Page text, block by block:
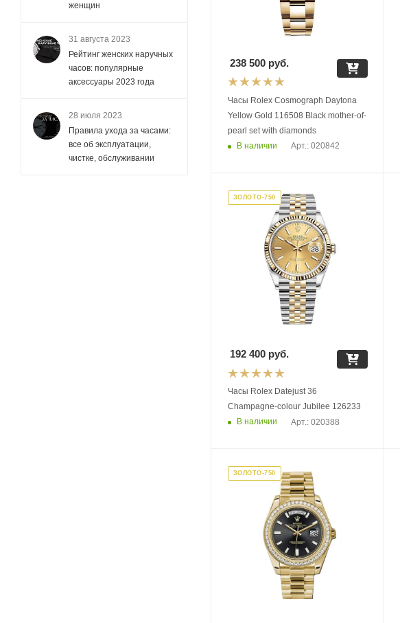
Часы Rolex Cosmograph Daytona
Yellow Gold 116508 Black mother-of-
pearl set with diamonds
В наличии
Арт.: 020842
238 500 руб.
ЗОЛОТО-750
Часы Rolex Datejust 36
Champagne-colour Jubilee 126233
В наличии
Арт.: 020388
192 400 руб.
ЗОЛОТО-750
женщин
31 августа 2023
Рейтинг женских наручных
часов: популярные
аксессуары 2023 года
28 июля 2023
Правила ухода за часами:
все об эксплуатации,
чистке, обслуживании